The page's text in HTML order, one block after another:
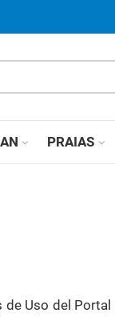
PRAIAS
Uso del